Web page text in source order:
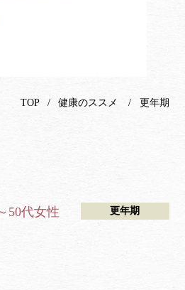
TOP 健康のススメ 更年期
50代女性 更年期